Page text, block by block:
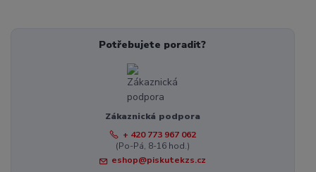
Potřebujete poradit?
Zákaznická podpora
+ 420 773 967 062
(Po-Pá, 8-16 hod.)
eshop@piskutekzs.cz